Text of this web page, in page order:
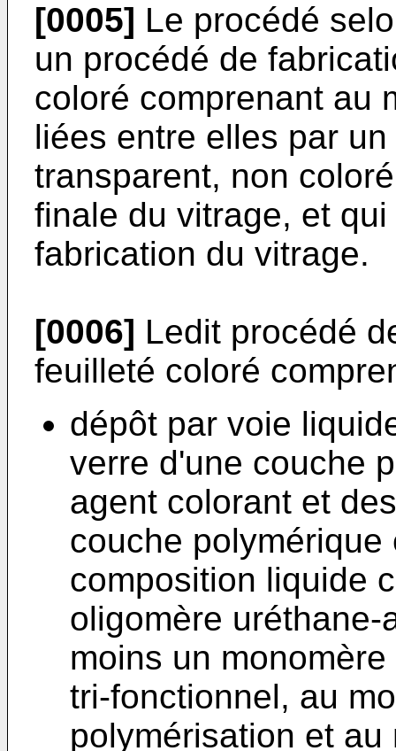
[0005] Le procédé
un procédé de
coloré comprenant au
liées entre elles par
transparent, non
finale du vitrage, et
fabrication du vitrage.
[0006] Ledit procédé
feuilleté coloré
dépôt par voie
verre d'une couche
agent colorant et
couche
composition liquide
oligomère
moins un
tri-fonctionnel, au
polymérisation et